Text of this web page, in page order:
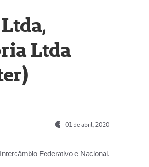
Ltda
01 de abril, 2020
Federativo e Nacional.